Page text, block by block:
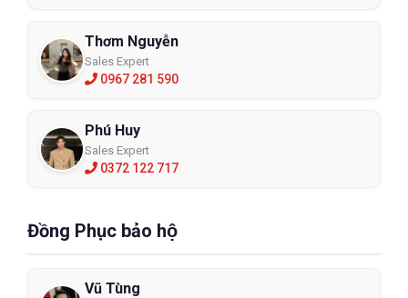
Thơm Nguyễn
Sales Expert
0967 281 590
Phú Huy
Sales Expert
0372 122 717
Đồng Phục bảo hộ
Vũ Tùng